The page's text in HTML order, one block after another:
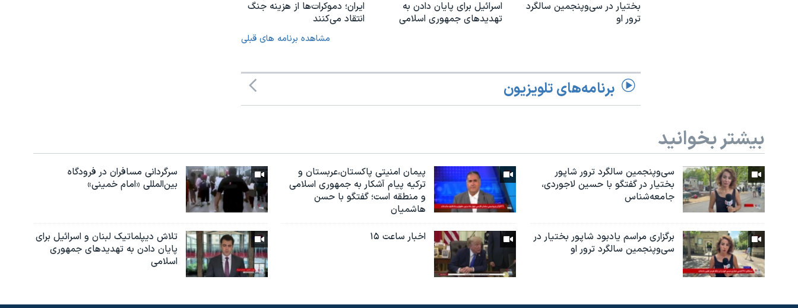
بختیار در سی‌وپنجمین سالگرد
ترور او
اسرائیل برای پایان دادن بە
تهدیدهای جمهوری اسلامی
ایران؛ دموکرات‌ها از هزینه جنگ
انتقاد می‌کنند
مشاهده برنامه های قبلی
برنامه‌های تلویزیون
بیشتر بخوانید
سی‌وپنجمین سالگرد ترور شاپور
بختیار در گفتگو با حسین لاجوردی،
جامعه‌شناس
پیمان امنیتی پاکستان،عربستان و
ترکیه پیام آشکار به جمهوری اسلامی
و منطقه است؛ گفتگو با حسن
هاشمیان
سرگردانی مسافران در فرودگاه
بین‌المللی «امام خمینی»
برگزاری مراسم یادبود شاپور بختیار در
سی‌وپنجمین سالگرد ترور او
اخبار ساعت ۱۵
تلاش دیپلماتیک لبنان و اسرائیل برای
پایان دادن بە تهدیدهای جمهوری
اسلامی